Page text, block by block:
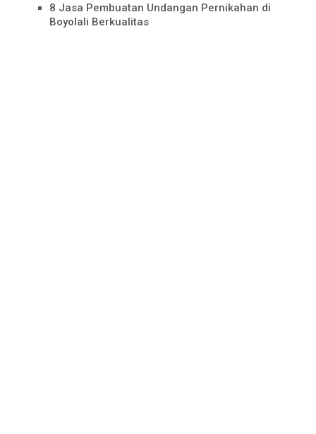
8 Jasa Pembuatan Undangan Pernikahan di
Boyolali Berkualitas